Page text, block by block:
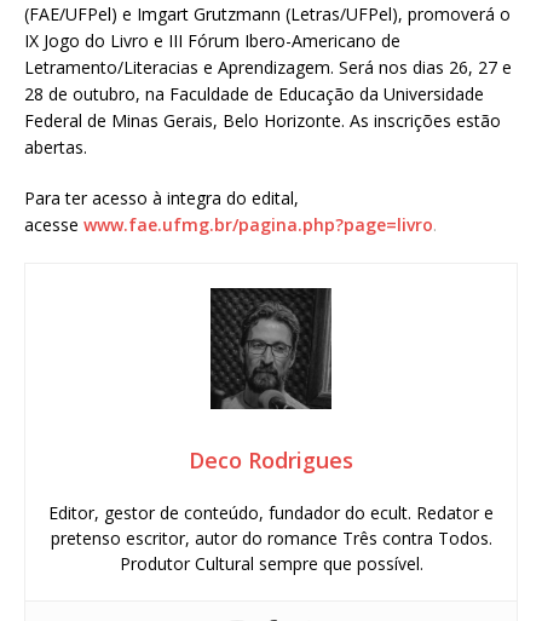
(FAE/UFPel) e Imgart Grutzmann (Letras/UFPel), promoverá o
IX Jogo do Livro e III Fórum Ibero-Americano de
Letramento/Literacias e Aprendizagem. Será nos dias 26, 27 e
28 de outubro, na Faculdade de Educação da Universidade
Federal de Minas Gerais, Belo Horizonte. As inscrições estão
abertas.
Para ter acesso à integra do edital,
acesse www.fae.ufmg.br/pagina.php?page=livro.
Deco Rodrigues
Editor, gestor de conteúdo, fundador do ecult. Redator e
pretenso escritor, autor do romance Três contra Todos.
Produtor Cultural sempre que possível.